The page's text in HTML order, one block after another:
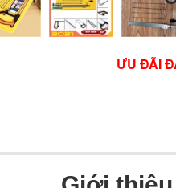
ƯU ĐÃI